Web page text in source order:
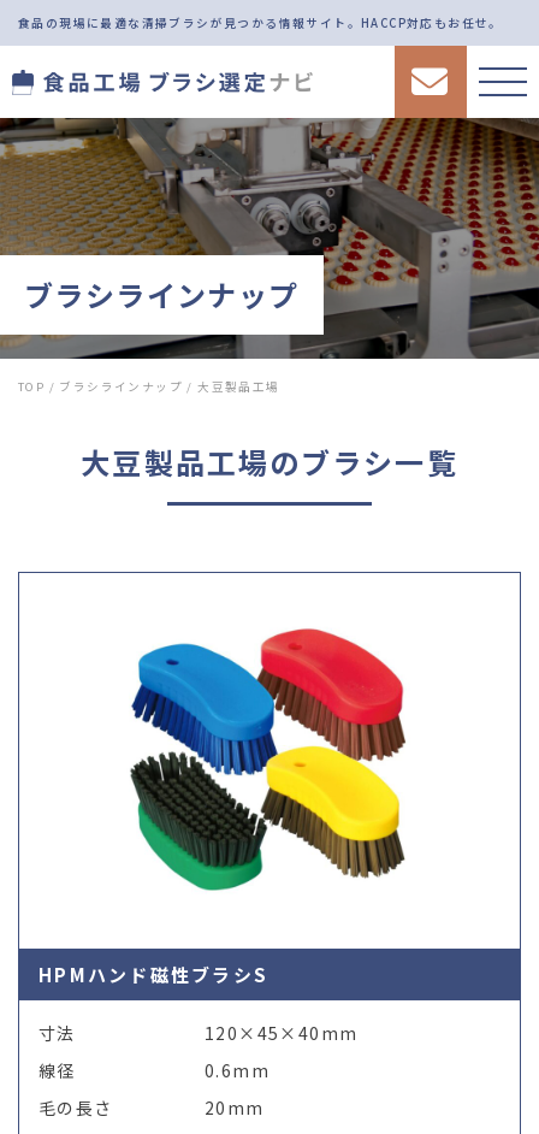
食品の現場に最適な清掃ブラシが見つかる情報サイト。 HACCP対応もお任せ。
03-
ブラシラインナップ
TOP / ブラシラインナップ /大豆製品工場
大豆製品工場のブラシ一覧
HPMハンド磁性ブラシS
寸法
120×45×40mm
線径
0.6mm
毛の長さ
20mm